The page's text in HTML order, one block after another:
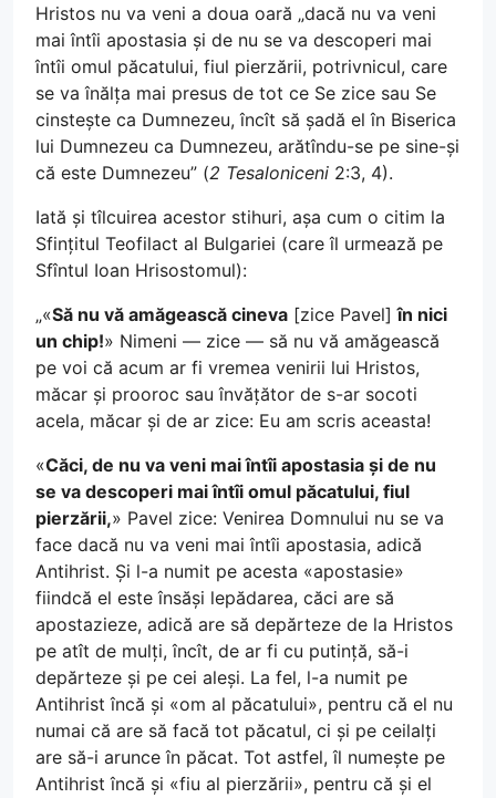
Hristos nu va veni a doua oară „dacă nu va veni
mai întîi apostasia și de nu se va descoperi mai
întîi omul păcatului, fiul pierzării, potrivnicul, care
se va înălța mai presus de tot ce Se zice sau Se
cinstește ca Dumnezeu, încît să șadă el în Biserica
lui Dumnezeu ca Dumnezeu, arătîndu-se pe sine-și
că este Dumnezeu” (2 Tesaloniceni 2:3, 4).
Iată și tîlcuirea acestor stihuri, așa cum o citim la
Sfințitul Teofilact al Bulgariei (care îl urmează pe
Sfîntul Ioan Hrisostomul):
„«Să nu vă amăgească cineva [zice Pavel]în nici
un chip!» Nimeni — zice — să nu vă amăgească
pe voi că acum ar fi vremea venirii lui Hristos,
măcar și prooroc sau învățător de s-ar socoti
acela, măcar și de ar zice: Eu am scris aceasta!
«Căci, de nu va veni mai întîi apostasia și de nu
se va descoperi mai întîi omul păcatului, fiul
pierzării,» Pavel zice: Venirea Domnului nu se va
face dacă nu va veni mai întîi apostasia, adică
Antihrist. Și l-a numit pe acesta «apostasie»
fiindcă el este însăși lepădarea, căci are să
apostazieze, adică are să depărteze de la Hristos
pe atît de mulți, încît, de ar fi cu putință, să-i
depărteze și pe cei aleși. La fel, l-a numit pe
Antihrist încă și «om al păcatului», pentru că el nu
numai că are să facă tot păcatul, ci și pe ceilalți
are să-i arunce în păcat. Tot astfel, îl numește pe
Antihrist încă și «fiu al pierzării», pentru că și el